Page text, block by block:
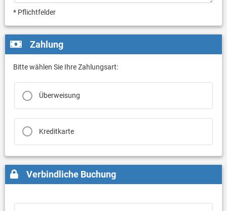
* Pflichtfelder
Zahlung
Bitte wählen Sie Ihre Zahlungsart:
Überweisung
Kreditkarte
Verbindliche Buchung